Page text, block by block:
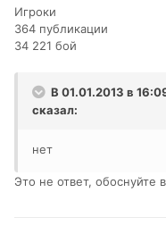
Игроки
364 публикации
34 221 бой
В 01.01.2013 в
сказал:
нет
Это не ответ, обоснуйте